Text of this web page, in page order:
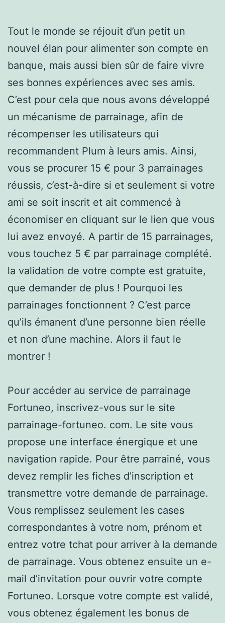
Tout le monde se réjouit d’un petit un
nouvel élan pour alimenter son compte en
banque, mais aussi bien sûr de faire vivre
ses bonnes expériences avec ses amis.
C’est pour cela que nous avons développé
un mécanisme de parrainage, afin de
récompenser les utilisateurs qui
recommandent Plum à leurs amis. Ainsi,
vous se procurer 15 € pour 3 parrainages
réussis, c’est-à-dire si et seulement si votre
ami se soit inscrit et ait commencé à
économiser en cliquant sur le lien que vous
lui avez envoyé. A partir de 15 parrainages,
vous touchez 5 € par parrainage complété.
la validation de votre compte est gratuite,
que demander de plus ! Pourquoi les
parrainages fonctionnent ? C’est parce
qu’ils émanent d’une personne bien réelle
et non d’une machine. Alors il faut le
montrer !
Pour accéder au service de parrainage
Fortuneo, inscrivez-vous sur le site
parrainage-fortuneo. com. Le site vous
propose une interface énergique et une
navigation rapide. Pour être parrainé, vous
devez remplir les fiches d’inscription et
transmettre votre demande de parrainage.
Vous remplissez seulement les cases
correspondantes à votre nom, prénom et
entrez votre tchat pour arriver à la demande
de parrainage. Vous obtenez ensuite un e-
mail d’invitation pour ouvrir votre compte
Fortuneo. Lorsque votre compte est validé,
vous obtenez également les bonus de